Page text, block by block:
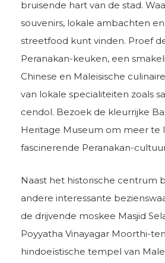
bruisende hart van de stad.
souvenirs, lokale ambachten
streetfood kunt vinden. Proef
Peranakan-keuken, een
Chinese en Maleisische
van lokale specialiteiten zoals
cendol. Bezoek de kleurrijke
Heritage Museum om meer te
fascinerende Peranakan-
Naast het historische centrum
andere interessante
de drijvende moskee Masjid
Poyyatha Vinayagar Moorthi-
hindoeïstische tempel van